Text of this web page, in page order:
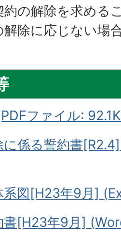
約の解除を求める
解除に応じない場
ファイル:
に係る誓約書
系図[H23年9月]
書[H23年9月]